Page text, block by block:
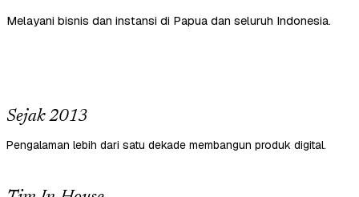
Melayani bisnis dan instansi di Papua dan seluruh Indonesia.
Sejak 2013
Pengalaman lebih dari satu dekade membangun produk digital.